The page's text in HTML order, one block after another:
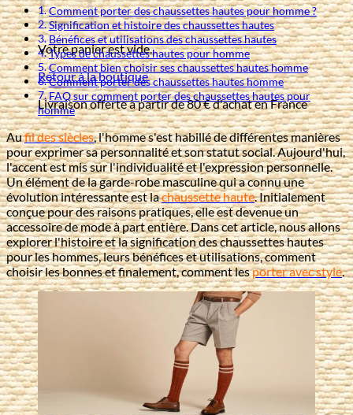
Votre panier est vide.
Retour à la boutique
Livraison offerte à partir de 80 € d'achat en France
Comment porter des chaussettes hautes pour homme ?
Signification et histoire des chaussettes hautes
Bénéfices et utilisations des chaussettes hautes
Types de chaussettes hautes pour homme
Comment bien choisir ses chaussettes hautes homme
Comment porter des chaussettes hautes homme
FAQ sur comment porter des chaussettes hautes pour
homme
Aufil des siècles, l'homme s'est habillé de différentes manières
pour exprimer sa personnalité et son statut social. Aujourd'hui,
l'accent est mis sur l'individualité et l'expression personnelle.
Un élément de la garde-robe masculine qui a connu une
évolution intéressante est lachaussette haute. Initialement
conçue pour des raisons pratiques, elle est devenue un
accessoire de mode à part entière. Dans cet article, nous allons
explorer l'histoire et la signification des chaussettes hautes
pour les hommes, leurs bénéfices et utilisations, comment
choisir les bonnes et finalement, comment lesporter avec style.